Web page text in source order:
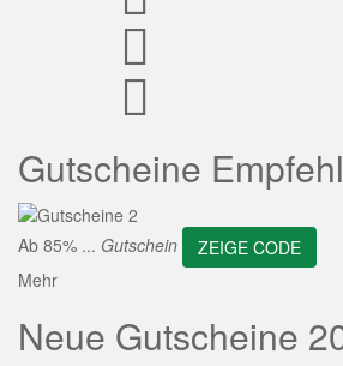
Gutscheine
Ab 85% ... Gutschein
ZEIGE CODE
Mehr
Neue Gutscheine